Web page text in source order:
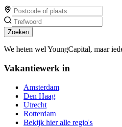
Zoeken
We heten wel YoungCapital, maar
Vakantiewerk in
Amsterdam
Den Haag
Utrecht
Rotterdam
Bekijk hier alle regio's